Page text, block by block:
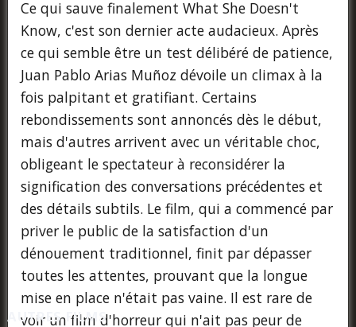
Ce qui sauve finalement What She Doesn't
Know, c'est son dernier acte audacieux. Après
ce qui semble être un test délibéré de patience,
Juan Pablo Arias Muñoz dévoile un climax à la
fois palpitant et gratifiant. Certains
rebondissements sont annoncés dès le début,
mais d'autres arrivent avec un véritable choc,
obligeant le spectateur à reconsidérer la
signification des conversations précédentes et
des détails subtils. Le film, qui a commencé par
priver le public de la satisfaction d'un
dénouement traditionnel, finit par dépasser
toutes les attentes, prouvant que la longue
mise en place n'était pas vaine. Il est rare de
voir un film d'horreur qui n'ait pas peur de
AUTRES FILMS